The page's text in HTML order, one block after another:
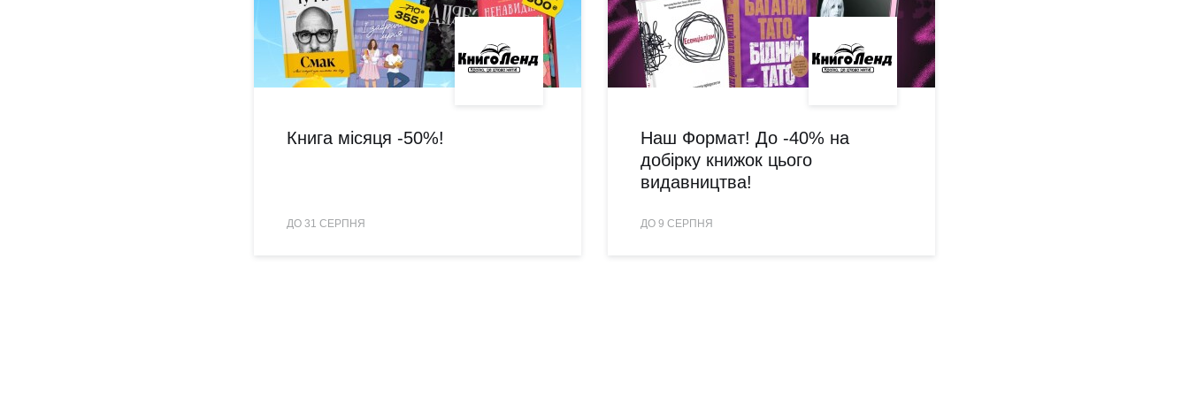
Книга місяця -50%!
ДО 31 СЕРПНЯ
Наш Формат! До -40% на
добірку книжок цього
видавництва!
ДО 9 СЕРПНЯ